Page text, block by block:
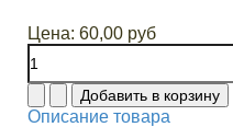
Цена: 60,00 руб
Описание товара